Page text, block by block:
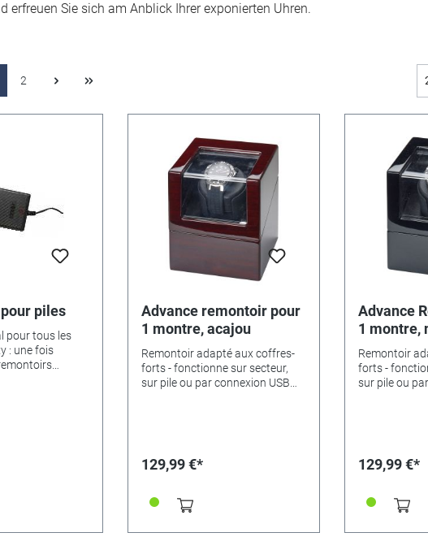
erfreuen Sie sich am Anblick Ihrer exponierten Uhren.
2
piles
pour tous les
: une fois
Advance remontoir pour
1 montre, acajou
Remontoir adapté aux coffres-
forts - fonctionne sur secteur,
sur pile ou par connexion USB
judicieux : les remontoirs
seulement avec le bloc
d'alimentation fourni, mais aussi
129,99 €*
Advance
1 montre,
Remontoir
forts -
sur pile ou
judicieux : les
seulement
129,99 €*